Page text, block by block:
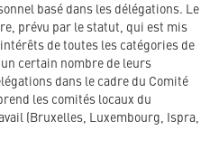
basé dans les délégations. Le
prévu par le statut, qui est mis
de toutes les catégories de
certain nombre de leurs
dans le cadre du Comité
les comités locaux du
(Bruxelles, Luxembourg, Ispra,